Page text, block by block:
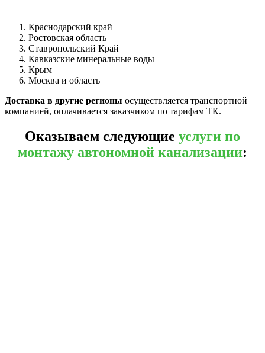
Краснодарский край
Ростовская область
Ставропольский Край
Кавказские минеральные воды
Крым
Москва и область
Доставка в другие регионы осуществляется транспортной
компанией, оплачивается заказчиком по тарифам ТК.
Оказываем следующие услуги по
монтажу автономной канализации: